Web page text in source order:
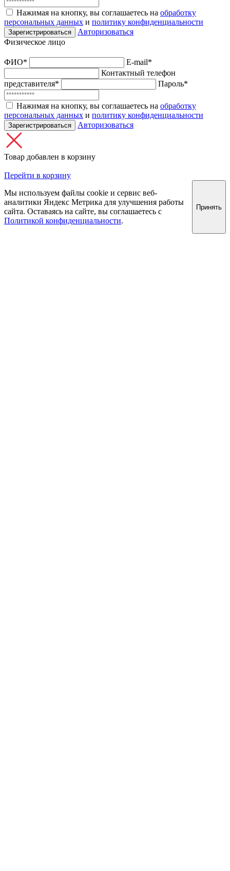
Нажимая на кнопку, вы соглашаетесь на обработку
персональных данных и политику конфиденциальности
Зарегистрироваться
Авторизоваться
Физическое лицо
ФИО*
E-mail*
Контактный телефон
представителя*
Пароль*
Нажимая на кнопку, вы соглашаетесь на обработку
персональных данных и политику конфиденциальности
Зарегистрироваться Авторизоваться
Товар добавлен в корзину
Перейти в корзину
Мы используем файлы cookie и сервис веб-
аналитики Яндекс Метрика для улучшения работы
сайта. Оставаясь на сайте, вы соглашаетесь с
Политикой конфиденциальности.
Принять